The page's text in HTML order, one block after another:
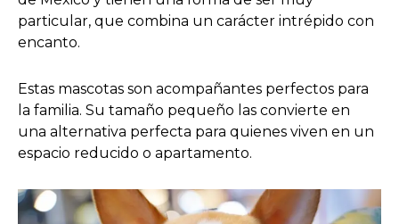
particular, que combina un carácter intrépido con
encanto.
Estas mascotas son acompañantes perfectos para
la familia. Su tamaño pequeño las convierte en
una alternativa perfecta para quienes viven en un
espacio reducido o apartamento.